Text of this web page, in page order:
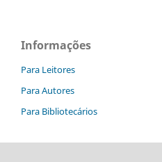
Informações
Para Leitores
Para Autores
Para Bibliotecários